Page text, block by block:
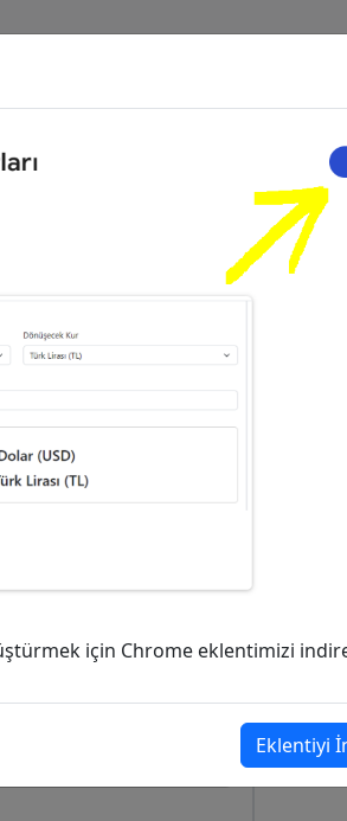
takip
Kur
Dolar
için Chrome eklentimizi
Eklentiyi